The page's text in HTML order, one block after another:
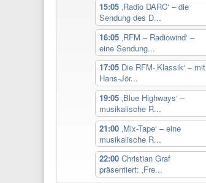
15:05 ‚Radio DARC‘ – die
Sendung des D...
16:05 ‚RFM – Radiowind‘ –
eine Sendung...
17:05 Die RFM-‚Klassik‘ – mit
Hans-Jör...
19:05 ‚Blue Highways‘ –
musikalische R...
21:00 ‚Mix-Tape‘ – eine
musikalische R...
22:00 Christian Graf
präsentiert: ‚Fre...